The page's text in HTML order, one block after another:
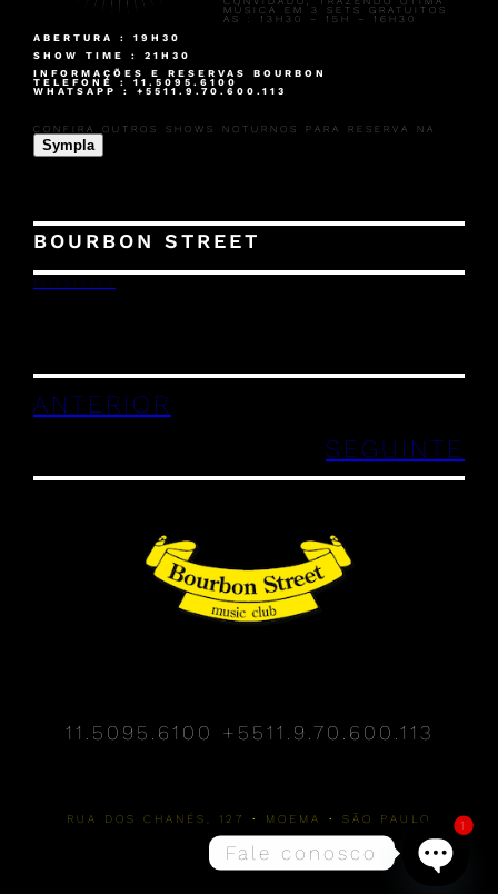
MÚSICA EM 3 SETS GRATUITOS
AS : 13H30 – 15H – 16H30
ABERTURA : 19H30
SHOW TIME : 21H30
INFORMAÇÕES E RESERVAS BOURBON
TELEFONE : 11.5095.6100
WHATSAPP : +5511.9.70.600.113
CONFIRA OUTROS SHOWS NOTURNOS PARA RESERVA NA
Sympla
BOURBON STREET
12/02/2022
ANTERIOR
SEGUINTE
11.5095.6100 +5511.9.70.600.113
RUA DOS CHANÉS, 127 • MOEMA • SÃO PAULO
Fale conosco
1